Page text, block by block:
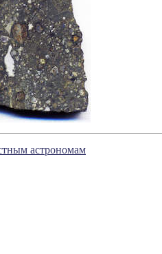
астрономам